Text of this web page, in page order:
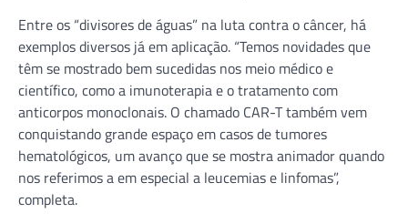
Entre os “divisores de águas” na luta contra o câncer, há
exemplos diversos já em aplicação. “Temos novidades que
têm se mostrado bem sucedidas nos meio médico e
científico, como a imunoterapia e o tratamento com
anticorpos monoclonais. O chamado CAR-T também vem
conquistando grande espaço em casos de tumores
hematológicos, um avanço que se mostra animador quando
nos referimos a em especial a leucemias e linfomas”,
completa.